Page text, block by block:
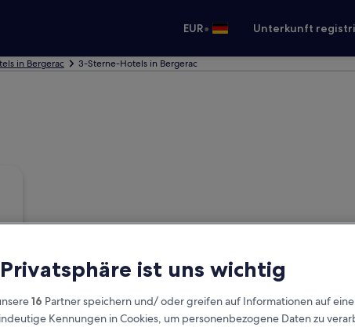
EUR• Unterkunft
in Bergerac 3-Sterne-Hotels in Bergerac
ist uns wichtig
16 Partner speichern und/ oder greifen auf Informationen auf
Kennungen in Cookies, um personenbezogene Daten zu